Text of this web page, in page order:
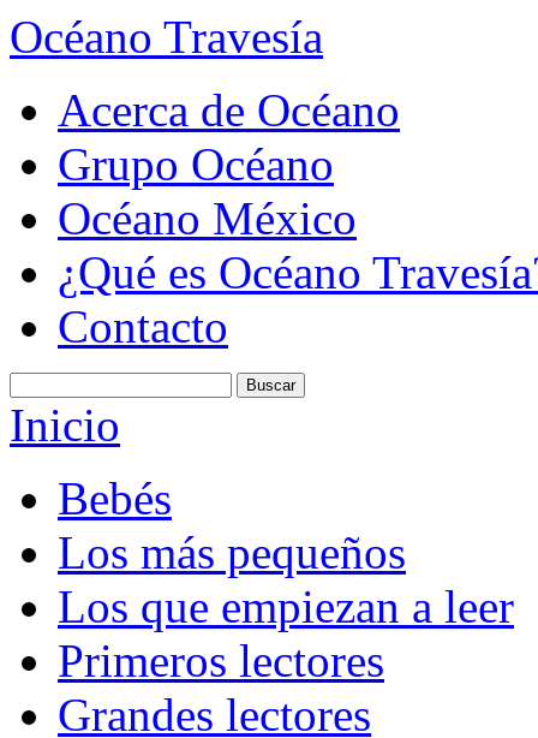
Océano Travesía
Acerca de Océano
Grupo Océano
Océano México
¿Qué es Océano
Contacto
Inicio
Bebés
Los más pequeños
Los que empiezan a leer
Primeros lectores
Grandes lectores